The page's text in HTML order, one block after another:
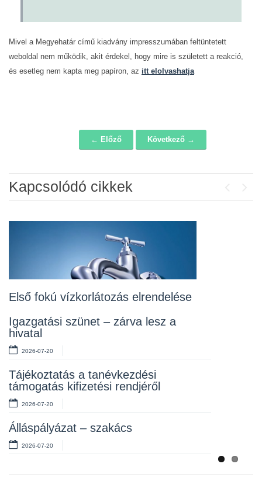
Mivel a Megyehatár című kiadvány impresszumában feltüntetett
weboldal nem működik, akit érdekel, hogy mire is született a reakció,
és esetleg nem kapta meg papíron, az itt elolvashatja
← Előző Következő →
Kapcsolódó cikkek
Első fokú vízkorlátozás elrendelése
Igazgatási szünet – zárva lesz a
hivatal
2026-07-20
Tájékoztatás a tanévkezdési
támogatás kifizetési rendjéről
2026-07-20
Álláspályázat – szakács
2026-07-20
Álláspályázat – konyhai kisegítő
Lakossági fórum az Erzsébet téri
2026-07-10
Rendelet kihirdetése
2026-07-10
Álláspályázat – takarító
2026-07-06